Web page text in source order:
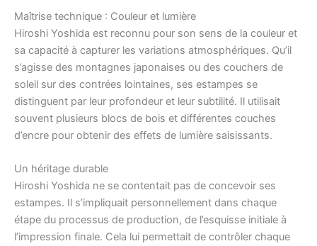
Maîtrise technique : Couleur et lumière
Hiroshi Yoshida est reconnu pour son sens de la couleur et
sa capacité à capturer les variations atmosphériques. Qu’il
s’agisse des montagnes japonaises ou des couchers de
soleil sur des contrées lointaines, ses estampes se
distinguent par leur profondeur et leur subtilité. Il utilisait
souvent plusieurs blocs de bois et différentes couches
d’encre pour obtenir des effets de lumière saisissants.
Un héritage durable
Hiroshi Yoshida ne se contentait pas de concevoir ses
estampes. Il s’impliquait personnellement dans chaque
étape du processus de production, de l’esquisse initiale à
l’impression finale. Cela lui permettait de contrôler chaque